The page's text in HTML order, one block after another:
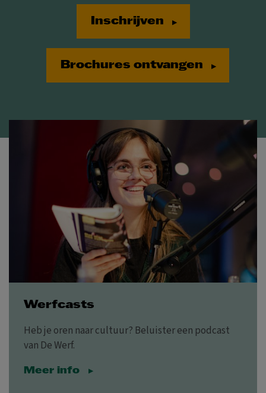
Inschrijven
Brochures ontvangen
Werfcasts
Heb je oren naar cultuur? Beluister een podcast
van De Werf.
Meer info